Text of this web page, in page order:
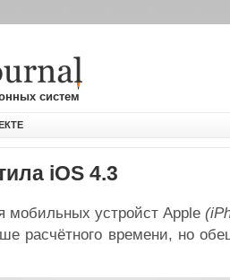
систем
iOS 4.3
мобильных устройст Apple
расчётного времени, но